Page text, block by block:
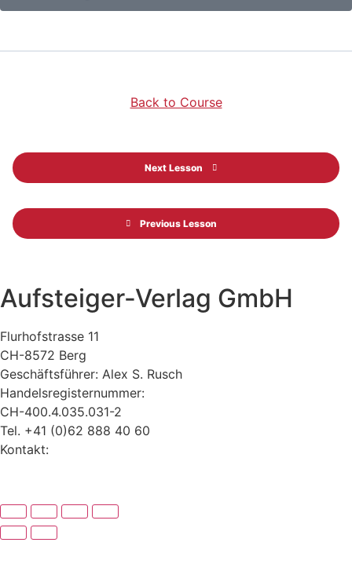
Previous Lesson
Back to Course
Next Lesson
Aufsteiger-Verlag GmbH
Flurhofstrasse 11
CH-8572 Berg
Geschäftsführer: Alex S. Rusch
Handelsregisternummer:
CH-400.4.035.031-2
Tel. +41 (0)62 888 40 60
Kontakt: